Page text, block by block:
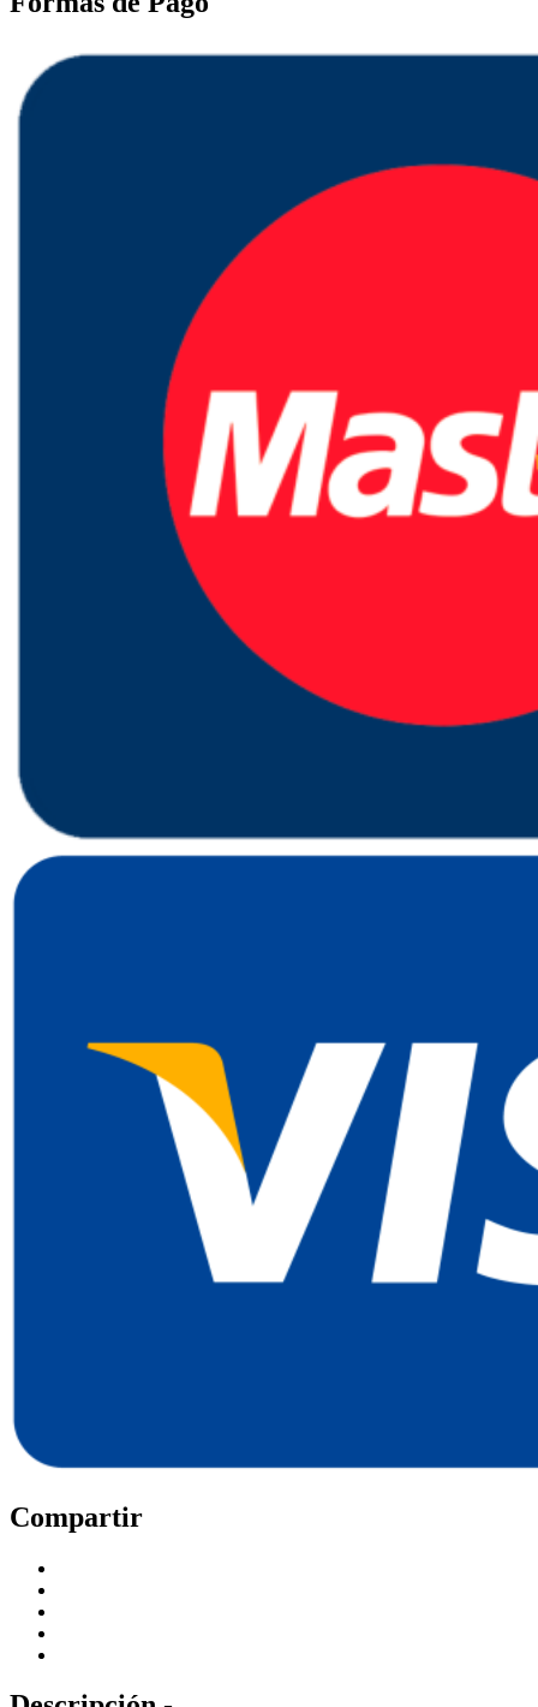
Compartir